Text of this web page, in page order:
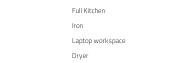
Full Kitchen
Iron
Laptop workspace
Dryer